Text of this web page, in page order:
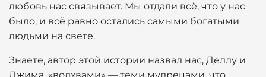
любовь нас связывает. Мы отдали всё, что у нас
было, и всё равно остались самыми богатыми
людьми на свете.
Знаете, автор этой истории назвал нас, Деллу и